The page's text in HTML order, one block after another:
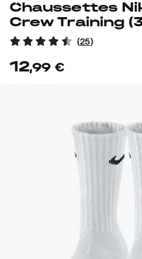
Chaussettes Nike Cotton
Crew Training
(25)
12,99 €